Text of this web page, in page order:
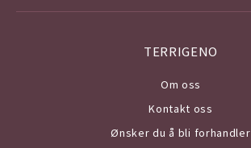
TERRIGENO
Om oss
Kontakt oss
Ønsker du å bli forhandler